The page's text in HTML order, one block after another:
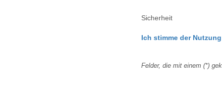
Sicherheit
Ich stimme der
Felder, die mit einem (*)